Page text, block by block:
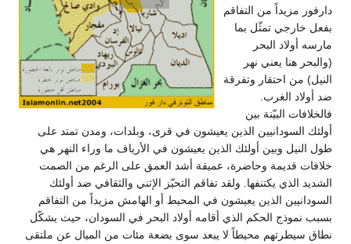
دارفور مزيداً من التفاقم
بفعل خارجي تمثّل بما
مارسه أولاد البحر
(والبحر هنا يعني نهر
النيل) من احتقار وتفرقة
ضد أولاد الغرب.
فالخلافات البيّنة بين
أولئك السودانيين الذين يعيشون في قرى، وبلدات، ومدن تمتد على
طول النيل وبين أولئك الذين يعيشون في الأرياف ما وراء النهر هي
خلافات قديمة وحاضرة، عميقة أشد العمق على الرغم من الصمت
الشديد الذي يكتنفها. ولقد تفاقم التحيّز الإثني والثقافي ضد أولئك
السودانيين الذين يعيشون في المحيط أو الهامش مزيداً من التفاقم
بسبب نموذج الحكم الذي أقامه أولاد البحر في السودان، حيث يشكّل
نطاق سيطرتهم محيطاً لا يبعد سوى بضعة مئات من الميال عن ملتقى